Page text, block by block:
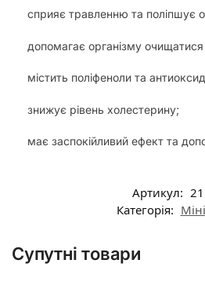
сприяє травленню та поліпшує
допомагає організму очищатися
містить поліфеноли та
знижує рівень холестерину;
має заспокійливий ефект та
Артикул:
Категорія:
Супутні товари